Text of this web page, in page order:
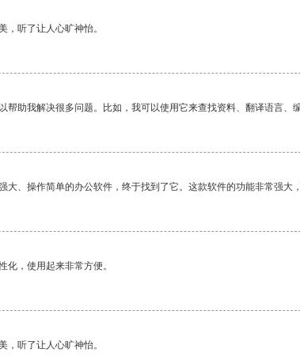
，听了让人心旷神怡。
帮助我解决很多问题。比如，我可以使用它来查找资料、翻译语言、
大、操作简单的办公软件，终于找到了它。这款软件的功能非常强大
化，使用起来非常方便。
，听了让人心旷神怡。